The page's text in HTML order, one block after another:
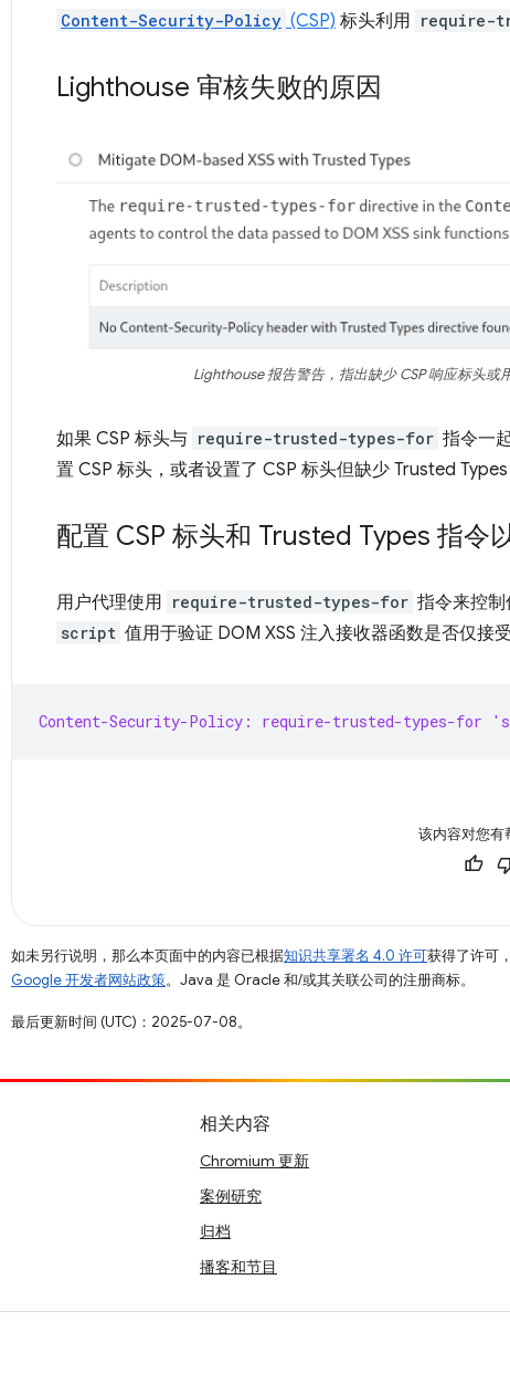
Content-Security-Policy (CSP) 标头利用 require-
Lighthouse 审核失败的原因
Lighthouse 报告警告，指出缺少 CSP 响应标头或
如果 CSP 标头与 require-trusted-types-for 指令一
置 CSP 标头，或者设置了 CSP 标头但缺少 Trusted Types
配置 CSP 标头和 Trusted Types 指令
用户代理使用 require-trusted-types-for 指令来控
script 值用于验证 DOM XSS 注入接收器函数是否仅接
Content-Security-Policy: require-trusted-types-for
该内容对您有
如未另行说明，那么本页面中的内容已根据知识共享署名 4.0 许可获得了许可
Google 开发者网站政策。Java 是 Oracle 和/或其关联公司的注册商标。
最后更新时间 (UTC)：2025-07-08。
相关内容
Chromium 更新
案例研究
归档
播客和节目